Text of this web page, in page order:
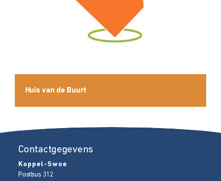
Huis van de Buurt
Contactgegevens
Koppel-Swoe
Postbus 312